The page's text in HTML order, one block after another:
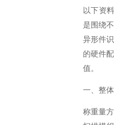
以下资
是围绕
异形件
的硬件
值。
一、整
称重量